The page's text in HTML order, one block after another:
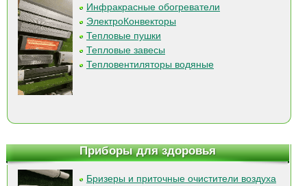
Инфракрасные обогреватели
ЭлектроКонвекторы
Тепловые пушки
Тепловые завесы
Тепловентиляторы водяные
Приборы для здоровья
Бризеры и приточные очистители воздуха